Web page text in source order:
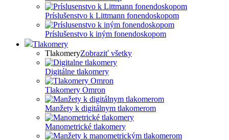
Príslušenstvo k Littmann fonendoskopom
Príslušenstvo k iným fonendoskopom
Tlakomery
TlakomeryZobraziť všetky
Digitálne tlakomery
Tlakomery Omron
Manžety k digitálnym tlakomerom
Manometrické tlakomery